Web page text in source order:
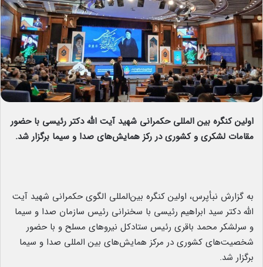
اولین کنگره بین المللی حکمرانی شهید آیت الله دکتر رئیسی با حضور
مقامات لشکری و کشوری در رکز همایش‌های صدا و سیما برگزار شد.
به گزارش نبأپرس، اولین کنگره بین‌المللی الگوی حکمرانی شهید آیت
الله دکتر سید ابراهیم رئیسی با سخنرانی رئیس سازمان صدا و سیما
و سرلشکر محمد باقری رئیس ستادکل نیروهای مسلح و با حضور
شخصیت‌های کشوری در مرکز همایش‌های بین المللی صدا و سیما
برگزار شد.